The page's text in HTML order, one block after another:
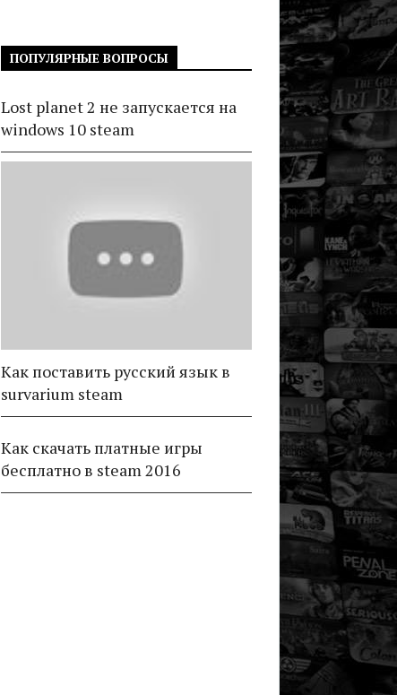
ПОПУЛЯРНЫЕ ВОПРОСЫ
Lost planet 2 не запускается на
windows 10 steam
Как поставить русский язык в
survarium steam
Как скачать платные игры
бесплатно в steam 2016